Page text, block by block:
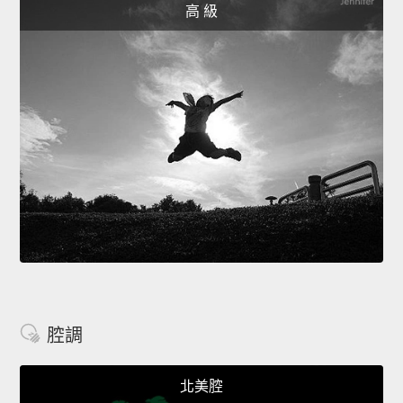
高 級
腔調
北美腔